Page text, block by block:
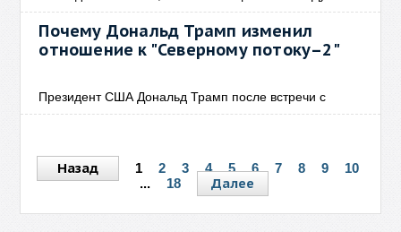
Почему Дональд Трамп изменил
отношение к "Северному потоку–2"
Президент США Дональд Трамп после встречи с
Назад 1 2 3 4 5 6 7 8 9
10
...
18 Далее